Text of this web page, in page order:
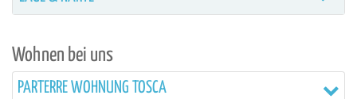
Wohnen bei uns
PARTERRE WOHNUNG TOSCA